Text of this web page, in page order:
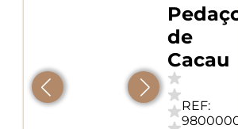
de
Cacau
REF: